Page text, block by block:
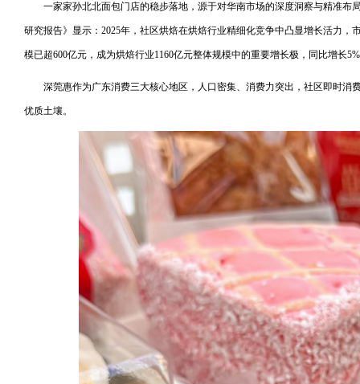
一家家孙北北面包门店的稳步落地，源于对华南市场的深度洞察与精准布
研究报告》显示：2025年，社区烘焙在烘焙行业精细化竞争中凸显增长活力，
模已超600亿元，成为烘焙行业1160亿元整体规模中的重要增长极，同比增长
深莞惠作为广东消费三大核心地区，人口密集、消费力突出，社区即时消
优质土壤。